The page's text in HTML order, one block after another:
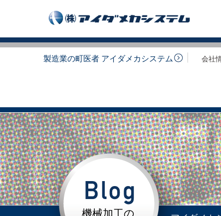
製造業の町医者 アイダメカシステム 会社
機械加工の